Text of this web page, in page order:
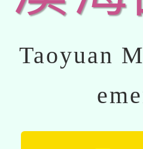
Taoyuan